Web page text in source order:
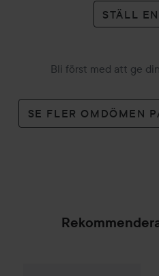
STÄLL
Bli först med att ge
SE FLER OMDÖMEN